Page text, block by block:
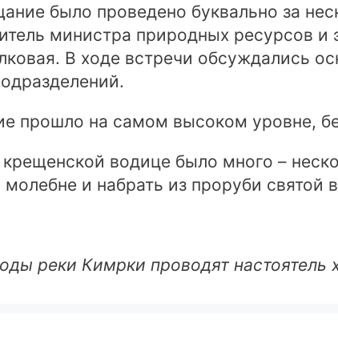
было проведено буквально за
министра природных ресурсов и
В ходе встречи обсуждались
прошло на самом высоком уровне,
водице было много –
и набрать из проруби святой
реки Кимрки проводят настоятель